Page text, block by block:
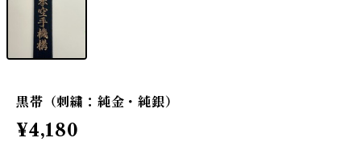
黒帯（刺繍：純金・純銀）
¥4,180